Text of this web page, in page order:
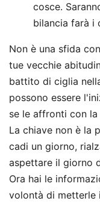
cosce.
bilancia farà i
Non è una sfida
tue vecchie
battito di ciglia
possono essere
se le affronti con
La chiave non è la
cadi un giorno,
aspettare il giorno
Ora hai le
volontà di metterle